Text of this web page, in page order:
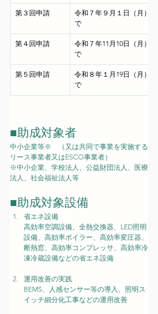
第３回申請
令和７年９月１日（月）
で
第４回申請
令和７年11月10日（月）
で
第５回申請
令和８年１月19日（月）
で
■助成対象者
中小企業等※　（又は共同で事業を実施する
リース事業者又はESCO事業者）
※中小企業、学校法人、公益財団法人、医療
法人、社会福祉法人等
■助成対象設備
省エネ設備
高効率空調設備、全熱交換器、LED照明
設備、高効率ボイラー、高効率変圧器、
断熱窓、高効率コンプレッサ、高効率冷
凍冷蔵設備などの省エネ設備
運用改善の実践
BEMS、人感センサー等の導入、照明ス
イッチ細分化工事などの運用改善